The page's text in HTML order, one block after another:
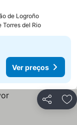
de Logroño
Torres del Rio
Ver preços
Partilhar